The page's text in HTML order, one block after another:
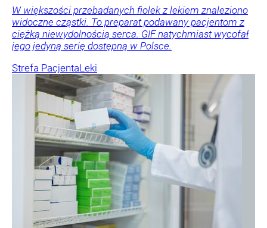
W większości przebadanych fiolek z lekiem znaleziono
widoczne cząstki. To preparat podawany pacjentom z
ciężką niewydolnością serca. GIF natychmiast wycofał
jego jedyną serię dostępną w Polsce.
Strefa PacjentaLeki